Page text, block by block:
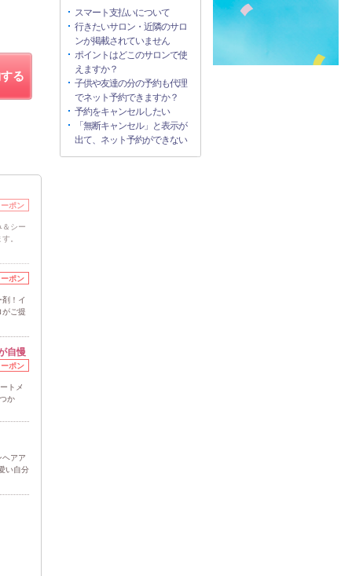
る
ポン
＆シー
。
ポン
！イ
がご提
自慢
ポン
トメ
か
ヘアア
い自分
スマート支払いについて
行きたいサロン・近隣のサロ
ンが掲載されていません
ポイントはどこのサロンで使
えますか？
子供や友達の分の予約も代理
でネット予約できますか？
予約をキャンセルしたい
「無断キャンセル」と表示が
出て、ネット予約ができない